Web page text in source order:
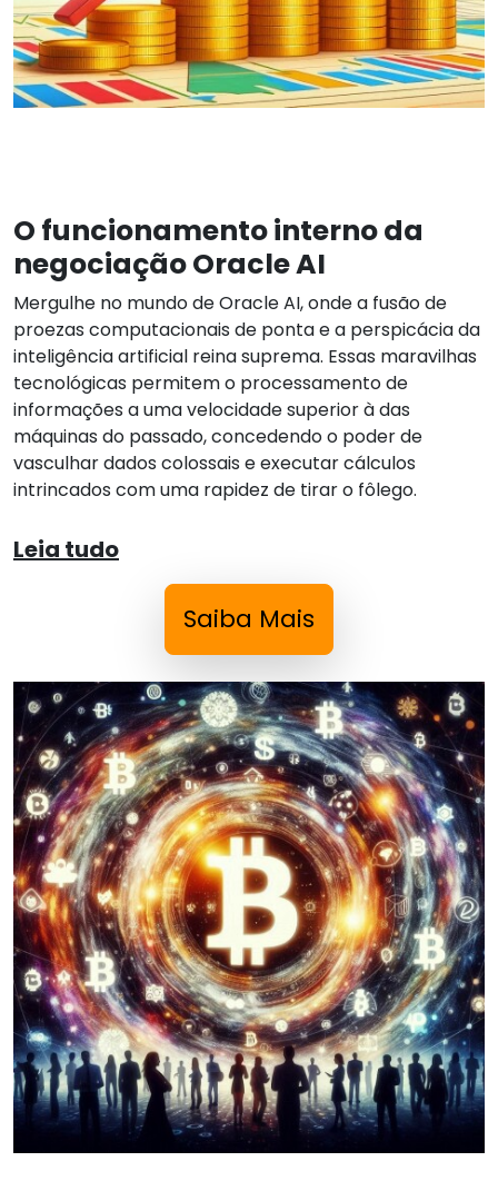
O funcionamento interno da
negociação Oracle AI
Mergulhe no mundo de Oracle AI, onde a fusão de
proezas computacionais de ponta e a perspicácia da
inteligência artificial reina suprema. Essas maravilhas
tecnológicas permitem o processamento de
informações a uma velocidade superior à das
máquinas do passado, concedendo o poder de
vasculhar dados colossais e executar cálculos
intrincados com uma rapidez de tirar o fôlego.
Leia tudo
Saiba Mais